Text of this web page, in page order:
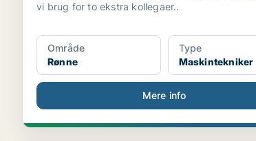
vi brug for to ekstra kollegaer..
Område
Rønne
Type
Maskintekniker
Mere info